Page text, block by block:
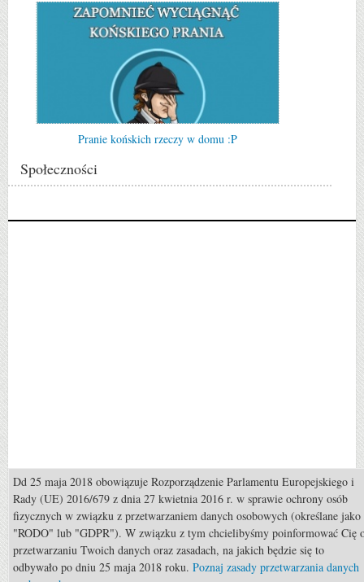
Pranie końskich rzeczy w domu :P
Społeczności
Popularne
Porady: Jak poradzić sobie z koniem, który nie chce iść do przodu ?
Hodowla: Konie wielkopolskie
Porady: Co zrobić, kiedy koń nas taranuje przy prowadzeniu w ręce
Dd 25 maja 2018 obowiązuje Rozporządzenie Parlamentu Europejskiego i
Rady (UE) 2016/679 z dnia 27 kwietnia 2016 r. w sprawie ochrony osób
fizycznych w związku z przetwarzaniem danych osobowych (określane jako
"RODO" lub "GDPR"). W związku z tym chcielibyśmy poinformować Cię
przetwarzaniu Twoich danych oraz zasadach, na jakich będzie się to
odbywało po dniu 25 maja 2018 roku. Poznaj zasady przetwarzania danych